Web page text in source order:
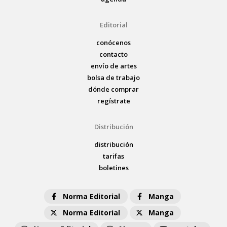
Editorial
conócenos
contacto
envío de artes
bolsa de trabajo
dónde comprar
regístrate
Distribución
distribución
tarifas
boletines
Norma Editorial
Manga
Norma Editorial
Manga